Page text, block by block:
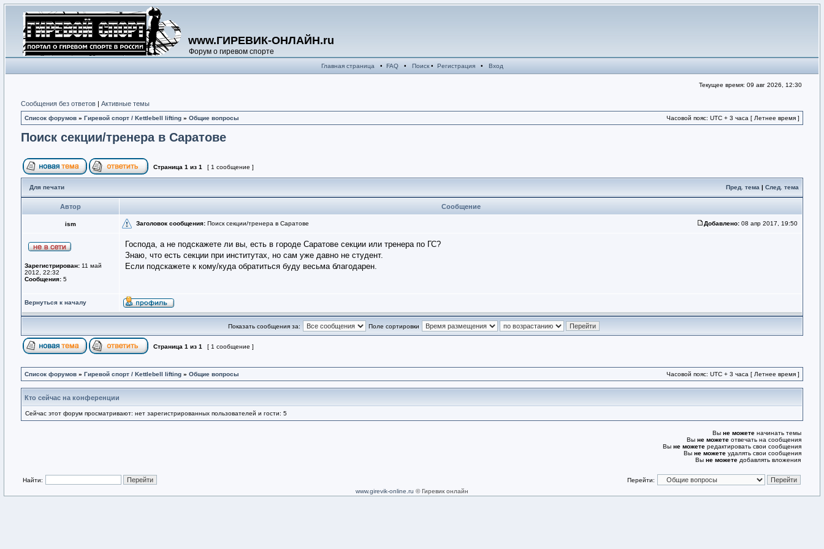
www.ГИРЕВИК-ОНЛАЙН.ru
Форум о гиревом спорте
Главная страница • FAQ• Поиск• Регистрация• Вход
Текущее время: 09 авг 2026, 12:30
Сообщения без ответов | Активные темы
Список форумов » Гиревой спорт / Kettlebell lifting » Общие вопросы Часовой пояс: UTC + 3 часа [ Летнее время ]
Поиск секции/тренера в Саратове
Страница 1 из 1 [ 1 сообщение ]
Для печати Пред. тема | След. тема
Автор Сообщение
ism Заголовок сообщения: Поиск секции/тренера в Саратове Добавлено: 08 апр 2017, 19:50
Зарегистрирован: 11 май
2012, 22:32
Сообщения: 5
Господа, а не подскажете ли вы, есть в городе Саратове секции или тренера по ГС?
Знаю, что есть секции при институтах, но сам уже давно не студент.
Если подскажете к кому/куда обратиться буду весьма благодарен.
Вернуться к началу
Показать сообщения за: Поле сортировки
Страница 1 из 1 [ 1 сообщение ]
Список форумов » Гиревой спорт / Kettlebell lifting » Общие вопросы Часовой пояс: UTC + 3 часа [ Летнее время ]
Кто сейчас на конференции
Сейчас этот форум просматривают: нет зарегистрированных пользователей и гости: 5
Вы не можете начинать темы
Вы не можете отвечать на сообщения
Вы не можете редактировать свои сообщения
Вы не можете удалять свои сообщения
Вы не можете добавлять вложения
Найти:
Перейти:
www.girevik-online.ru © Гиревик онлайн